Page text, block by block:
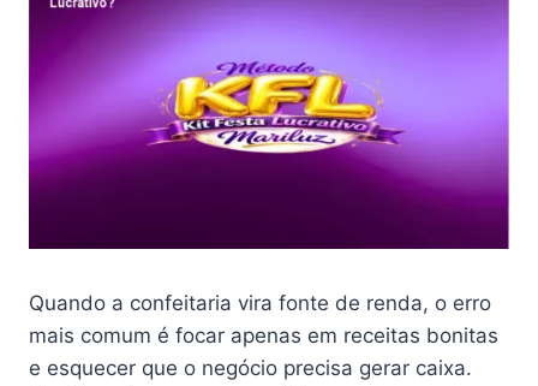
Quando a confeitaria vira fonte de renda, o erro
mais comum é focar apenas em receitas bonitas
e esquecer que o negócio precisa gerar caixa.